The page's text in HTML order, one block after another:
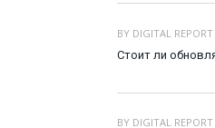
BY DIGITAL REPORT
Стоит ли
BY DIGITAL REPORT